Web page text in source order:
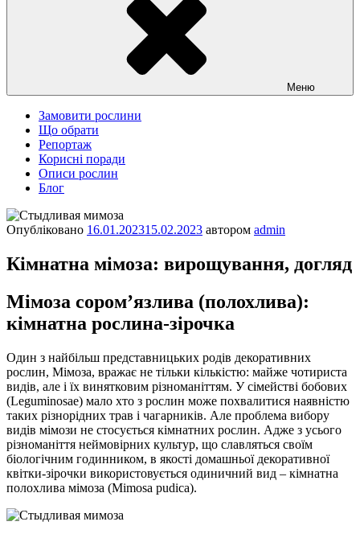
Меню
Замовити рослини
Що обрати
Репортаж
Корисні поради
Описи рослин
Блог
Опубліковано 16.01.202315.02.2023 автором admin
Кімнатна мімоза: вирощування, догляд
Мімоза сором’язлива (полохлива):
кімнатна рослина-зірочка
Один з найбільш представницьких родів декоративних
рослин, Мімоза, вражає не тільки кількістю: майже чотириста
видів, але і їх винятковим різноманіттям. У сімействі бобових
(Leguminosae) мало хто з рослин може похвалитися наявністю
таких різнорідних трав і чагарників. Але проблема вибору
видів мімози не стосується кімнатних рослин. Адже з усього
різноманіття неймовірних культур, що славляться своїм
біологічним годинником, в якості домашньої декоративної
квітки-зірочки використовується одиничний вид – кімнатна
полохлива мімоза (Mimosa pudica).